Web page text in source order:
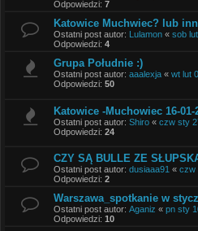
Odpowiedzi: 7
Katowice Muchwiec? lub
Ostatni post autor: Lulamon « sob
Odpowiedzi: 4
Grupa Południe :)
Ostatni post autor: aaalexja « wt lut
Odpowiedzi: 50
Katowice -Muchowiec 16-01-
Ostatni post autor: Shiro « czw sty
Odpowiedzi: 24
CZY SĄ BULLE ZE
Ostatni post autor: dusiaaa91 « czw
Odpowiedzi: 2
Warszawa_spotkanie w
Ostatni post autor: Aganiz « pn sty
Odpowiedzi: 10